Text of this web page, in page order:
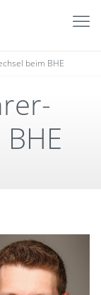
beim BHE